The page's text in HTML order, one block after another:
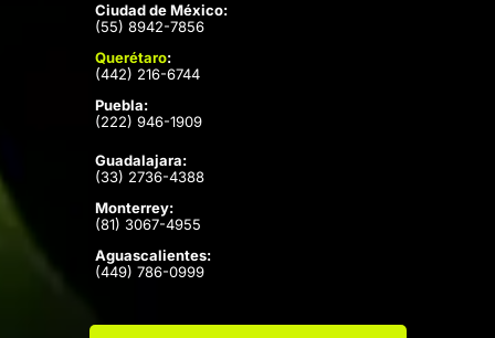
Ciudad de México:
(55) 8942-7856
Querétaro:
(442) 216-6744
Puebla:
(222) 946-1909
Guadalajara:
(33) 2736-4388
Monterrey:
(81) 3067-4955
Aguascalientes:
(449) 786-0999